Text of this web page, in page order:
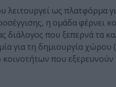
λειτουργεί ως πλατφόρμα
η ομάδα φέρνει
που ξεπερνά τα
για τη δημιουργία
που εξερευνούν